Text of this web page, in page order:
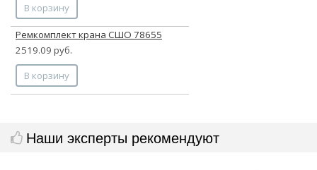
В корзину
Ремкомплект крана СШО 78655
2519.09 руб.
В корзину
Наши эксперты рекомендуют